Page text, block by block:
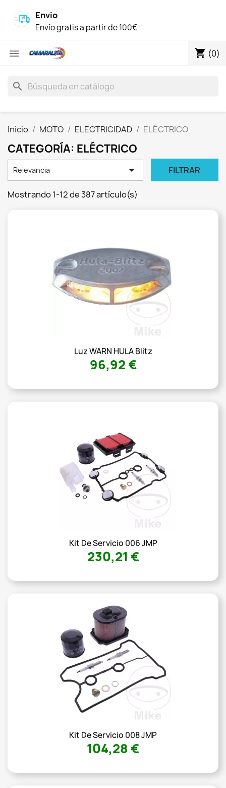
Envio
Envío gratis a partir de 100€
 shopping_cart (0)
search
Inicio MOTO ELECTRICIDAD ELÉCTRICO
CATEGORÍA: ELÉCTRICO
Relevancia  FILTRAR
Mostrando 1-12 de 387 artículo(s)
Luz WARN HULA Blitz
96,92 €
Kit De Servicio 006 JMP
230,21 €
Kit De Servicio 008 JMP
104,28 €